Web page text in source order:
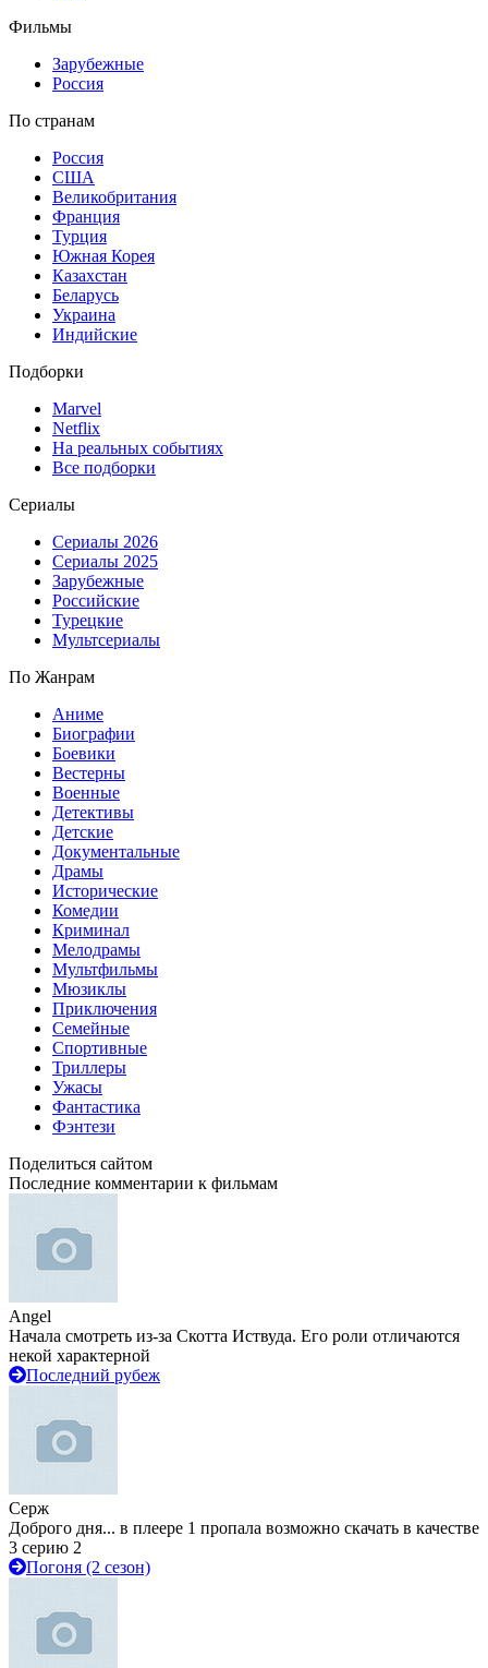
Фильмы
Зарубежные
Россия
По странам
Россия
США
Великобритания
Франция
Турция
Южная Корея
Казахстан
Беларусь
Украина
Индийские
Подборки
Marvel
Netflix
На реальных событиях
Все подборки
Сериалы
Сериалы 2026
Сериалы 2025
Зарубежные
Российские
Турецкие
Мультсериалы
По Жанрам
Аниме
Биографии
Боевики
Вестерны
Военные
Детективы
Детские
Документальные
Драмы
Исторические
Комедии
Криминал
Мелодрамы
Мультфильмы
Мюзиклы
Приключения
Семейные
Спортивные
Триллеры
Ужасы
Фантастика
Фэнтези
Поделиться сайтом
Последние комментарии к фильмам
Angel
Начала смотреть из-за Скотта Иствуда. Его роли отличаются
некой характерной
Последний рубеж
Серж
Доброго дня... в плеере 1 пропала возможно скачать в качестве
3 серию 2
Погоня (2 сезон)